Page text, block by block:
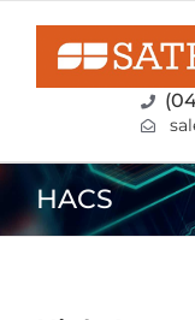
content
HACS